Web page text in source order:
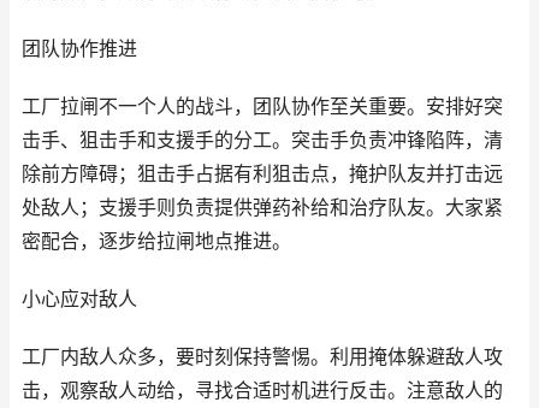
团队协作推进
工厂拉闸不一个人的战斗，团队协作至关重要。安排好突
击手、狙击手和支援手的分工。突击手负责冲锋陷阵，清
除前方障碍；狙击手占据有利狙击点，掩护队友并打击远
处敌人；支援手则负责提供弹药补给和治疗队友。大家紧
密配合，逐步给拉闸地点推进。
小心应对敌人
工厂内敌人众多，要时刻保持警惕。利用掩体躲避敌人攻
击，观察敌人动给，寻找合适时机进行反击。注意敌人的